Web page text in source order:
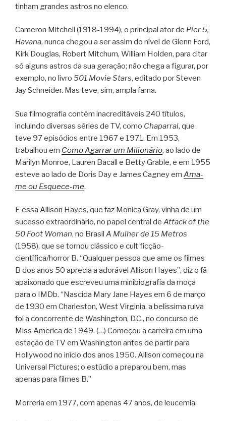
tinham grandes astros no elenco.
Cameron Mitchell (1918-1994), o principal ator de Pier 5,
Havana, nunca chegou a ser assim do nível de Glenn Ford,
Kirk Douglas, Robert Mitchum, William Holden, para citar
só alguns astros da sua geração; não chega a figurar, por
exemplo, no livro 501 Movie Stars, editado por Steven
Jay Schneider. Mas teve, sim, ampla fama.
Sua filmografia contém inacreditáveis 240 títulos,
incluindo diversas séries de TV, como Chaparral, que
teve 97 episódios entre 1967 e 1971. Em 1953,
trabalhou em Como Agarrar um Milionário, ao lado de
Marilyn Monroe, Lauren Bacall e Betty Grable, e em 1955
esteve ao lado de Doris Day e James Cagney em Ama-
me ou Esquece-me.
E essa Allison Hayes, que faz Monica Gray, vinha de um
sucesso extraordinário, no papel central de Attack of the
50 Foot Woman, no Brasil A Mulher de 15 Metros
(1958), que se tornou clássico e cult ficção-
científica/horror B. “Qualquer pessoa que ame os filmes
B dos anos 50 aprecia a adorável Allison Hayes”, diz o fã
apaixonado que escreveu uma minibiografia da moça
para o IMDb. “Nascida Mary Jane Hayes em 6 de março
de 1930 em Charleston, West Virginia, a belíssima ruiva
foi a concorrente de Washington, D.C., no concurso de
Miss America de 1949. (…) Começou a carreira em uma
estação de TV em Washington antes de partir para
Hollywood no início dos anos 1950. Allison começou na
Universal Pictures; o estúdio a preparou bem, mas
apenas para filmes B.”
Morreria em 1977, com apenas 47 anos, de leucemia.